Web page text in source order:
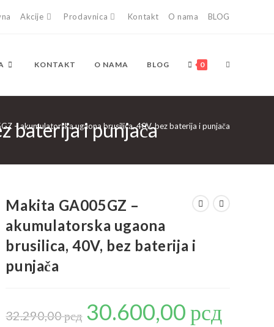
Akcije Prodavnica Kontakt O nama BLOG
KONTAKT O NAMA BLOG 0 TOGGLE
WEBSITE
baterija i punjača
– akumulatorska ugaona brusilica, 40V, bez baterija i punjača
Makita GA005GZ –
akumulatorska ugaona
brusilica, 40V, bez baterija i
punjača
32.290,00рсд
Originalna
cena
je
30.600,00рсдje: